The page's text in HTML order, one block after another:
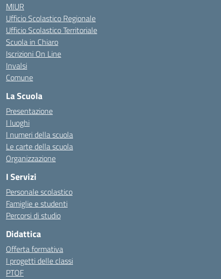
MIUR
Ufficio Scolastico Regionale
Ufficio Scolastico Territoriale
Scuola in Chiaro
Iscrizioni On Line
Invalsi
Comune
La Scuola
Presentazione
I luoghi
I numeri della scuola
Le carte della scuola
Organizzazione
I Servizi
Personale scolastico
Famiglie e studenti
Percorsi di studio
Didattica
Offerta formativa
I progetti delle classi
PTOF